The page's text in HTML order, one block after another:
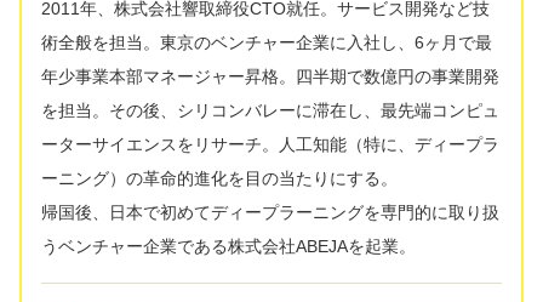
2011年、株式会社響取締役CTO就任。サービス開発など技
術全般を担当。東京のベンチャー企業に入社し、6ヶ月で最
年少事業本部マネージャー昇格。四半期で数億円の事業開発
を担当。その後、シリコンバレーに滞在し、最先端コンピュ
ーターサイエンスをリサーチ。人工知能（特に、ディープラ
ーニング）の革命的進化を目の当たりにする。
帰国後、日本で初めてディープラーニングを専門的に取り扱
うベンチャー企業である株式会社ABEJAを起業。